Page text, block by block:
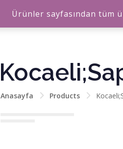
Anasayfa Products
Ürünler sayfasından tüm